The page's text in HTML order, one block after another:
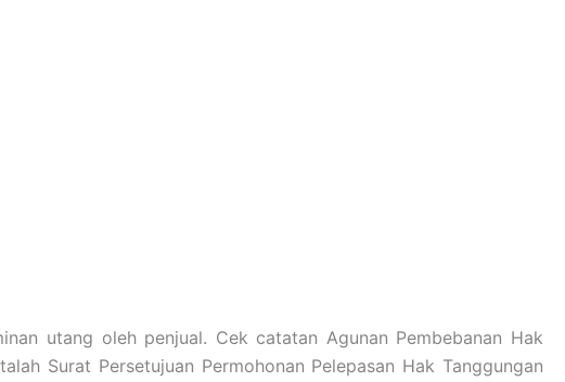
utang oleh penjual. Cek catatan Agunan Pembebanan Hak
Surat Persetujuan Permohonan Pelepasan Hak Tanggungan